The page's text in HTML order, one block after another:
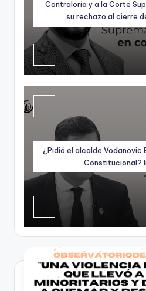
Contraloría y a la Corte
su rechazo al cierre
¿Pidió el alcalde Vodanovic
Constitucional?